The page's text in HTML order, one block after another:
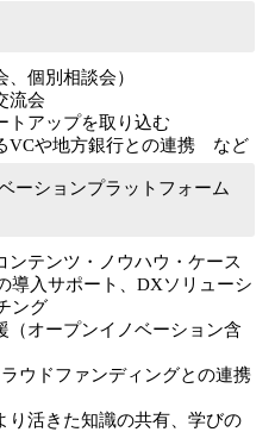
個別相談会）
流会
トアップを取り込む
VCや地方銀行との連携 など
ーションプラットフォーム
テンツ・ノウハウ・ケース
導入サポート、DXソリューシ
ング
（オープンイノベーション含
ウドファンディングとの連携
り活きた知識の共有、学びの